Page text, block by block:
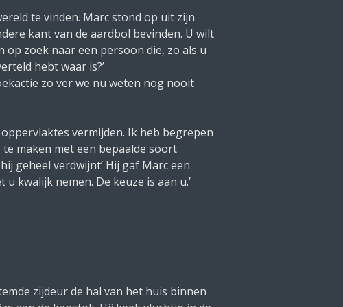
te vinden. Marc stond op uit zijn
kant van de aardbol bevinden. U wilt
zoek naar een persoon die, zo als u
hebt waar is?’
zo ver we nu weten nog nooit
vermijden. Ik heb begrepen
maken met een bepaalde soort
geheel verdwijnt’ Hij gaf Marc een
kwalijk nemen. De keuze is aan u.’
zijdeur de hal van het huis binnen